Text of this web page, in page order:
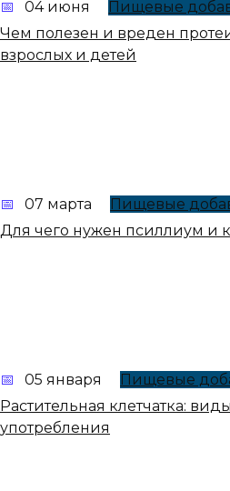
04 июня
Пищевые
Чем полезен и вреден
взрослых и детей
07 марта
Пищевые
Для чего нужен псиллиум и
05 января
Пищевые
Растительная клетчатка:
употребления